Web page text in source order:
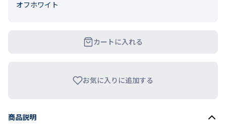
オフホワイト
カートに入れる
お気に入りに追加する
商品説明